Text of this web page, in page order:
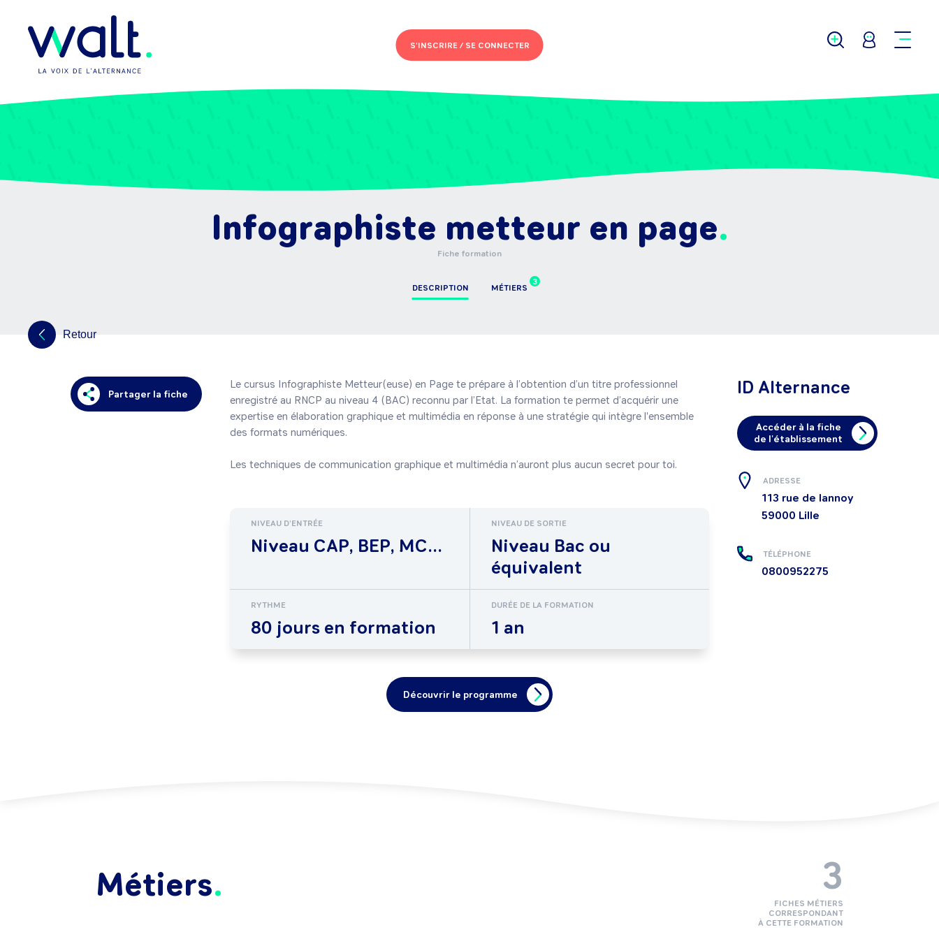
S'INSCRIRE /SE CONNECTER
Infographiste metteur en page
Fiche formation
DESCRIPTION
3
MÉTIERS
Retour
Partager la fiche
Le cursus Infographiste Metteur(euse) en Page te prépare à l’obtention d’un titre professionnel
enregistré au RNCP au niveau 4 (BAC) reconnu par l’Etat. La formation te permet d’acquérir une
expertise en élaboration graphique et multimédia en réponse à une stratégie qui intègre l'ensemble
des formats numériques.
Les techniques de communication graphique et multimédia n’auront plus aucun secret pour toi.
NIVEAU D'ENTRÉE
Niveau CAP, BEP, MC...
NIVEAU DE SORTIE
Niveau Bac ou
équivalent
RYTHME
80 jours en formation
DURÉE DE LA FORMATION
1 an
Découvrir le programme
ID Alternance
Accéder à la fiche
de l'établissement
ADRESSE
113 rue de lannoy
59000 Lille
TÉLÉPHONE
0800952275
Métiers 3
FICHES MÉTIERS
CORRESPONDANT
À CETTE FORMATION